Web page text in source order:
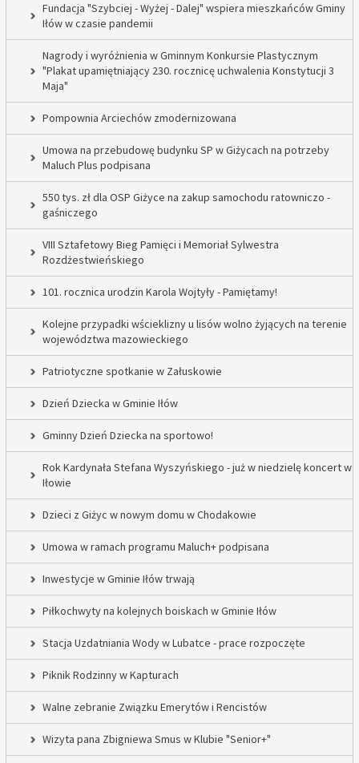
Fundacja "Szybciej - Wyżej - Dalej" wspiera mieszkańców Gminy
Iłów w czasie pandemii
Nagrody i wyróżnienia w Gminnym Konkursie Plastycznym
"Plakat upamiętniający 230. rocznicę uchwalenia Konstytucji 3
Maja"
Pompownia Arciechów zmodernizowana
Umowa na przebudowę budynku SP w Giżycach na potrzeby
Maluch Plus podpisana
550 tys. zł dla OSP Giżyce na zakup samochodu ratowniczo -
gaśniczego
VIII Sztafetowy Bieg Pamięci i Memoriał Sylwestra
Rozdżestwieńskiego
101. rocznica urodzin Karola Wojtyły - Pamiętamy!
Kolejne przypadki wścieklizny u lisów wolno żyjących na terenie
województwa mazowieckiego
Patriotyczne spotkanie w Załuskowie
Dzień Dziecka w Gminie Iłów
Gminny Dzień Dziecka na sportowo!
Rok Kardynała Stefana Wyszyńskiego - już w niedzielę koncert w
Iłowie
Dzieci z Giżyc w nowym domu w Chodakowie
Umowa w ramach programu Maluch+ podpisana
Inwestycje w Gminie Iłów trwają
Piłkochwyty na kolejnych boiskach w Gminie Iłów
Stacja Uzdatniania Wody w Lubatce - prace rozpoczęte
Piknik Rodzinny w Kapturach
Walne zebranie Związku Emerytów i Rencistów
Wizyta pana Zbigniewa Smus w Klubie "Senior+"